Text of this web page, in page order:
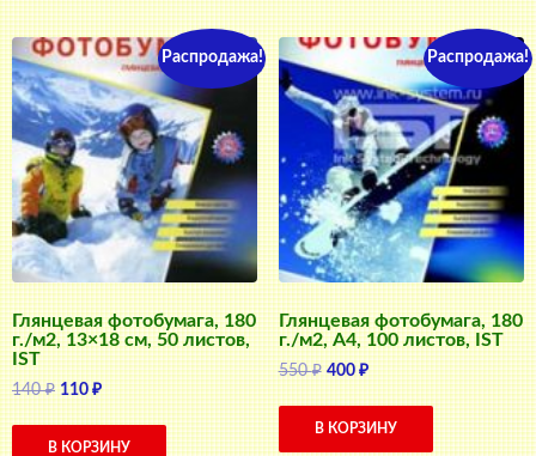
Распродажа!
Глянцевая фотобумага, 180
г./м2, 13×18 см, 50 листов,
IST
140₽ Первоначальная
цена
составляла
110₽Текущая
цена:
110 ₽.
В КОРЗИНУ
Распродажа!
Глянцевая фотобумага, 180
г./м2, A4, 100 листов, IST
550₽ Первоначальная
цена
составляла
400₽Текущая
цена:
400 ₽.
В КОРЗИНУ